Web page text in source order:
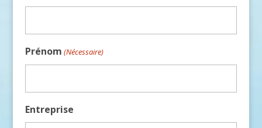
Prénom (Nécessaire)
Entreprise